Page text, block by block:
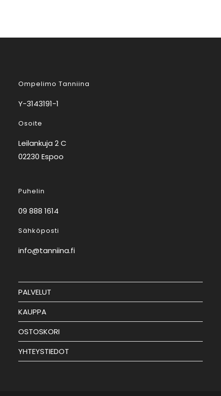
Ompelimo Tanniina
Y-3143191-1
Osoite
Leilankuja 2 C
02230 Espoo
Puhelin
09 888 1614
Sähköposti
info@tanniina.fi
PALVELUT
KAUPPA
OSTOSKORI
YHTEYSTIEDOT